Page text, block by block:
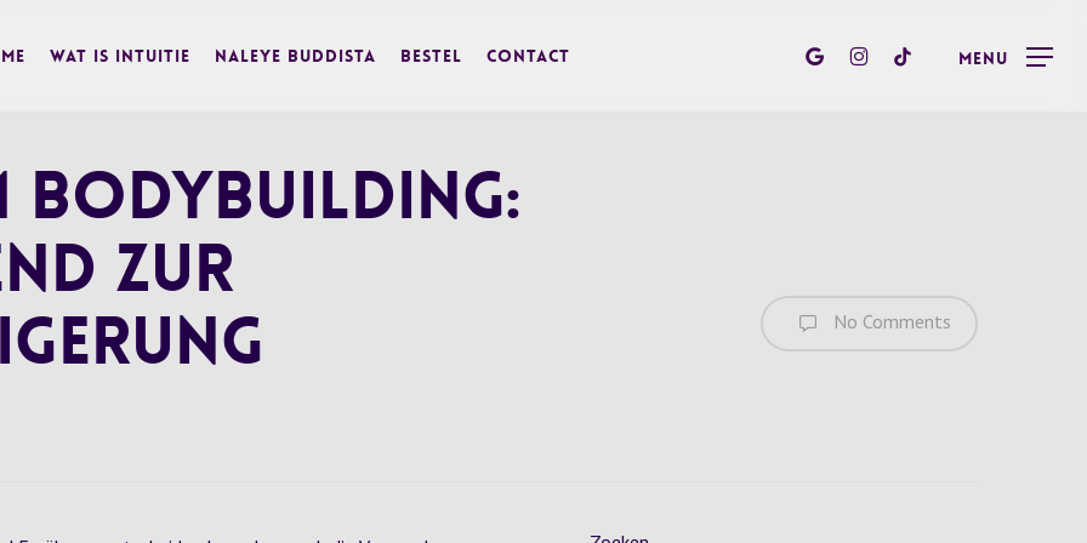
Wat is Intuitie Naleye Buddista BESTEL Contact
google-instagram
tiktok Menu
Bodybuilding:
zur
No Comments